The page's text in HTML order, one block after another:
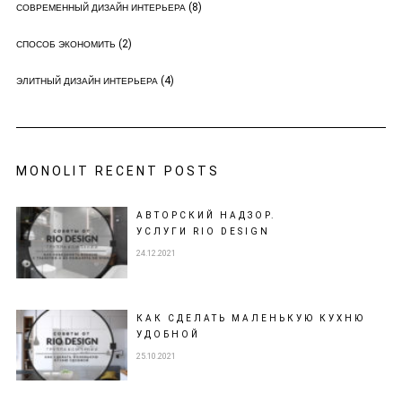
СОВРЕМЕННЫЙ ДИЗАЙН ИНТЕРЬЕРА(8)
СПОСОБ ЭКОНОМИТЬ (2)
ЭЛИТНЫЙ ДИЗАЙН ИНТЕРЬЕРА(4)
MONOLIT RECENT POSTS
АВТОРСКИЙ НАДЗОР.
УСЛУГИ RIO DESIGN
24.12.2021
КАК СДЕЛАТЬ МАЛЕНЬКУЮ КУХНЮ
УДОБНОЙ
25.10.2021